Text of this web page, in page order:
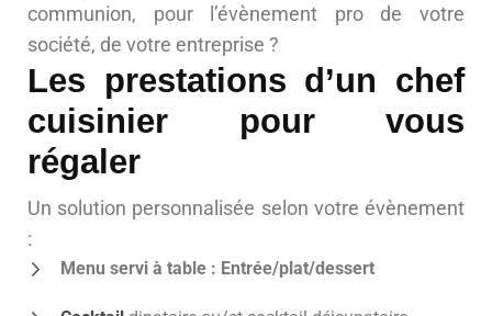
communion, pour l’évènement pro de votre
société, de votre entreprise ?
Les prestations d’un chef
cuisinier pour vous
régaler
Un solution personnalisée selon votre évènement
:
Menu servi à table : Entrée/plat/dessert